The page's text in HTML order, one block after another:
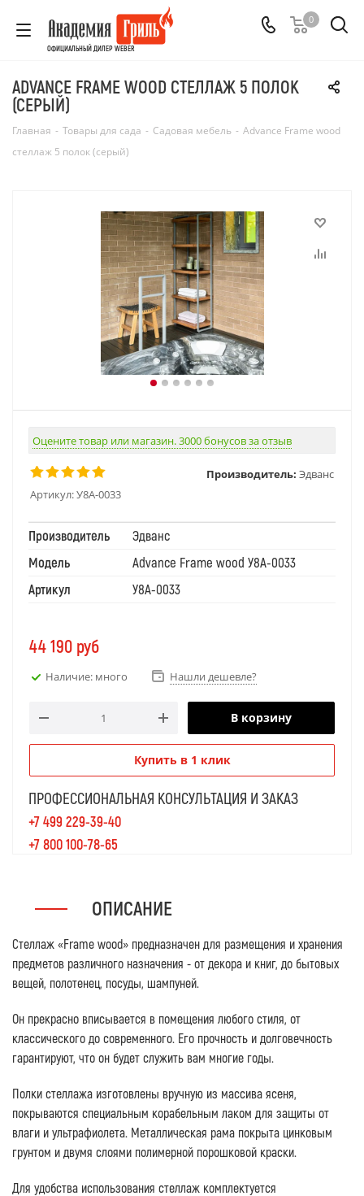
ОФИЦИАЛЬНЫЙ ДИЛЕР WEBER
0
ADVANCE FRAME WOOD СТЕЛЛАЖ 5 ПОЛОК
(СЕРЫЙ)
Главная - Товары для сада - Садовая мебель - Advance Frame wood
стеллаж 5 полок (серый)
Оцените товар или магазин. 3000 бонусов за отзыв
Артикул:У8А-0033
Производитель: Эдванс
Производитель
Эдванс
Модель
Advance Frame wood У8А-0033
Артикул
У8А-0033
44 190 руб
Наличие: много Нашли дешевле?
В корзину
Купить в 1 клик
ПРОФЕССИОНАЛЬНАЯ КОНСУЛЬТАЦИЯ И ЗАКАЗ
+7 499 229-39-40
+7 800 100-78-65
ОПИСАНИЕ
Стеллаж «Frame wood» предназначен для размещения и хранения
предметов различного назначения - от декора и книг, до бытовых
вещей, полотенец, посуды, шампуней.
Он прекрасно вписывается в помещения любого стиля, от
классического до современного. Его прочность и долговечность
гарантируют, что он будет служить вам многие годы.
Полки стеллажа изготовлены вручную из массива ясеня,
покрываются специальным корабельным лаком для защиты от
влаги и ультрафиолета. Металлическая рама покрыта цинковым
грунтом и двумя слоями полимерной порошковой краски.
Для удобства использования стеллаж комплектуется